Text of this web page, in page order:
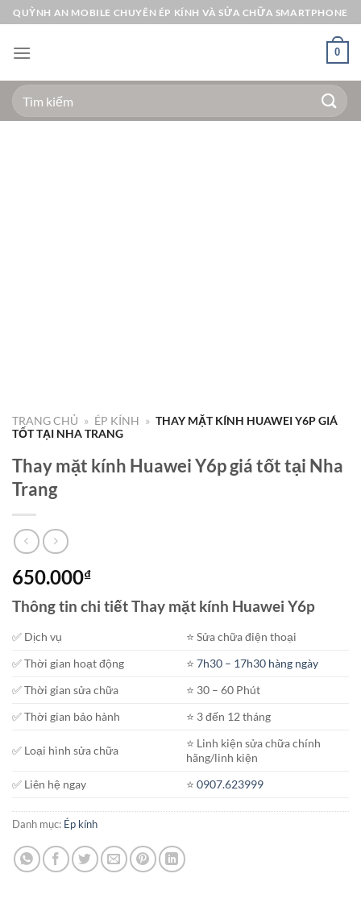
Bỏ
qua
nội
QUỲNH AN MOBILE CHUYÊN ÉP KÍNH VÀ SỬA CHỮA SMARTPHONE
0
Tìm
kiếm:
TRANG CHỦ » ÉP KÍNH » THAY MẶT KÍNH HUAWEI Y6P GIÁ
TỐT TẠI NHA TRANG
Thay mặt kính Huawei Y6p giá tốt tại Nha
Trang
650.000₫
Thông tin chi tiết Thay mặt kính Huawei Y6p
✅ Dịch vụ
⭐️ Sửa chữa điện thoại
✅ Thời gian hoạt động
⭐️7h30 – 17h30 hàng ngày
✅ Thời gian sửa chữa
⭐️ 30 – 60 Phút
✅ Thời gian bảo hành
⭐️ 3 đến 12 tháng
✅ Loại hình sửa chữa
⭐️ Linh kiện sửa chữa chính
hãng/linh kiện
✅ Liên hệ ngay
⭐️0907.623999
Danh mục: Ép kính